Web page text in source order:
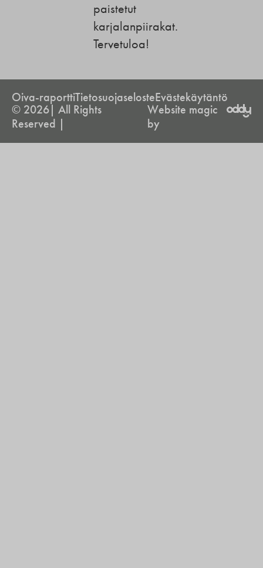
paistetut
karjalanpiirakat.
Tervetuloa!
Oiva-raporttiTietosuojaselosteEvästekäytäntö
© 2026| All Rights
Reserved |
Website magic
by